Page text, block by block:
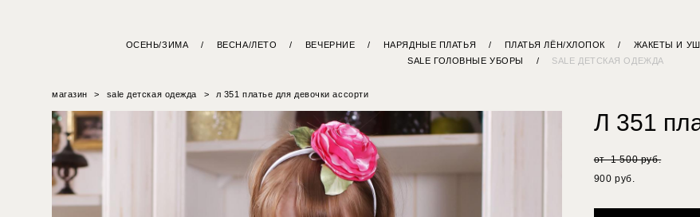
ОСЕНЬ/ЗИМА / ВЕСНА/ЛЕТО / ВЕЧЕРНИЕ / НАРЯДНЫЕ ПЛАТЬЯ / ПЛАТЬЯ ЛЁН/ХЛОПОК / ЖАКЕТЫ И
SALE ГОЛОВНЫЕ УБОРЫ
/ SALE ДЕТСКАЯ ОДЕЖДА
магазин > sale детская одежда > л 351 платье для девочки ассорти
Л 351
от 1 500 pуб.
900 pуб.